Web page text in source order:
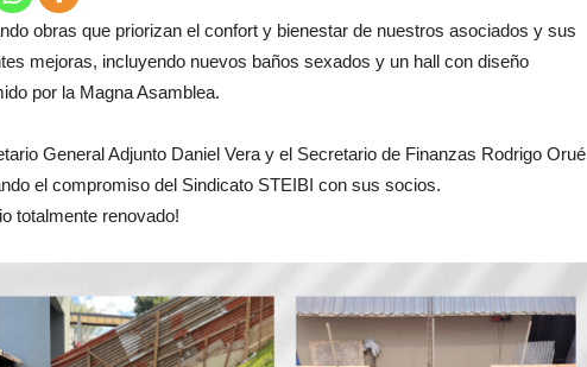
obras que priorizan el confort y bienestar de nuestros asociados y sus
mejoras, incluyendo nuevos baños sexados y un hall con diseño
por la Magna Asamblea.
General Adjunto Daniel Vera y el Secretario de Finanzas Rodrigo Orué
el compromiso del Sindicato STEIBI con sus socios.
totalmente renovado!